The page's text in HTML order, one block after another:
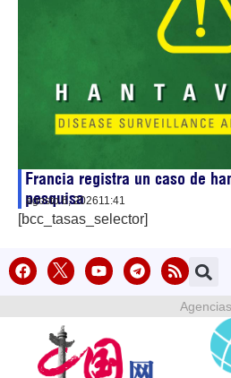
Francia registra un caso de
pesquisa
agosto 6, 202611:41
[bcc_tasas_selector]